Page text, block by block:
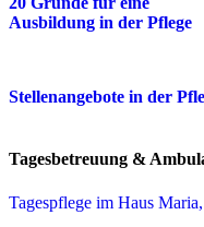
Ausbildung in der Pflege
Stellenangebote in der
Tagesbetreuung &
Tagespflege im Haus